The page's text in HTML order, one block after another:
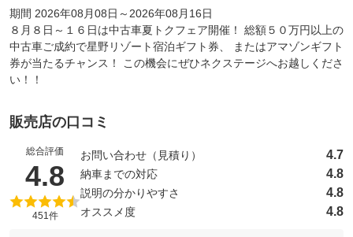
期間 2026年08月08日～2026年08月16日
８月８日～１６日は中古車夏トクフェア開催！ 総額５０万円以上の
中古車ご成約で星野リゾート宿泊ギフト券、 またはアマゾンギフト
券が当たるチャンス！ この機会にぜひネクステージへお越しくださ
い！！
販売店の口コミ
総合評価
4.8 （5点満点中）
451件
お問い合わせ（見積り） 4.7
納車までの対応 4.8
説明の分かりやすさ 4.8
オススメ度 4.8